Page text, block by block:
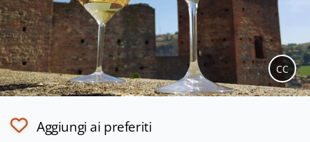
CC
Aggiungi ai preferiti